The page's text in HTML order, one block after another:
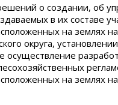
о создании, об
в их составе
на землях
округа,
осуществление
на землях